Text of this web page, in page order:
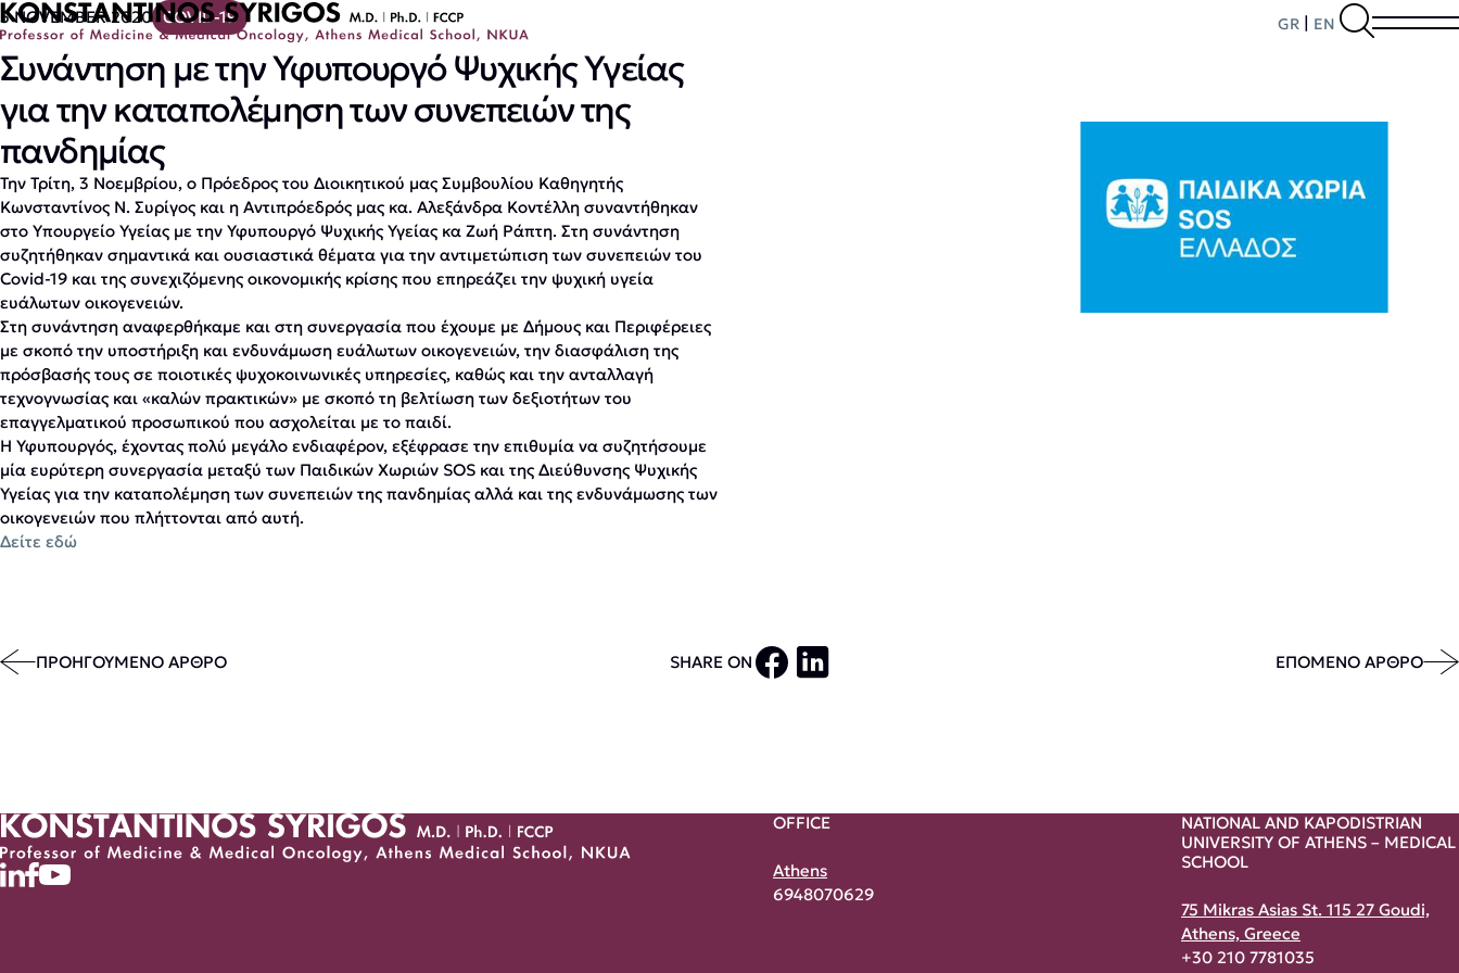
GR | EN
5 NOVEMBER 2020 COVID-19
Συνάντηση με την Υφυπουργό Ψυχικής Υγείας
για την καταπολέμηση των συνεπειών της
πανδημίας
Την Τρίτη, 3 Νοεμβρίου, ο Πρόεδρος του Διοικητικού μας Συμβουλίου Καθηγητής
Κωνσταντίνος Ν. Συρίγος και η Αντιπρόεδρός μας κα. Αλεξάνδρα Κοντέλλη συναντήθηκαν
στο Υπουργείο Υγείας με την Υφυπουργό Ψυχικής Υγείας κα Ζωή Ράπτη. Στη συνάντηση
συζητήθηκαν σημαντικά και ουσιαστικά θέματα για την αντιμετώπιση των συνεπειών του
Covid-19 και της συνεχιζόμενης οικονομικής κρίσης που επηρεάζει την ψυχική υγεία
ευάλωτων οικογενειών.
Στη συνάντηση αναφερθήκαμε και στη συνεργασία που έχουμε με Δήμους και Περιφέρειες
με σκοπό την υποστήριξη και ενδυνάμωση ευάλωτων οικογενειών, την διασφάλιση της
πρόσβασής τους σε ποιοτικές ψυχοκοινωνικές υπηρεσίες, καθώς και την ανταλλαγή
τεχνογνωσίας και «καλών πρακτικών» με σκοπό τη βελτίωση των δεξιοτήτων του
επαγγελματικού προσωπικού που ασχολείται με το παιδί.
Η Υφυπουργός, έχοντας πολύ μεγάλο ενδιαφέρον, εξέφρασε την επιθυμία να συζητήσουμε
μία ευρύτερη συνεργασία μεταξύ των Παιδικών Χωριών SOS και της Διεύθυνσης Ψυχικής
Υγείας για την καταπολέμηση των συνεπειών της πανδημίας αλλά και της ενδυνάμωσης των
οικογενειών που πλήττονται από αυτή.
Δείτε εδώ
ΠΡΟΗΓΟΥΜΕΝΟ ΑΡΘΡΟ SHARE ON ΕΠΟΜΕΝΟ ΑΡΘΡΟ
OFFICE
Athens
6948070629
NATIONAL AND KAPODISTRIAN
UNIVERSITY OF ATHENS – MEDICAL
SCHOOL
75 Mikras Asias St. 115 27 Goudi,
Athens, Greece
+30 210 7781035